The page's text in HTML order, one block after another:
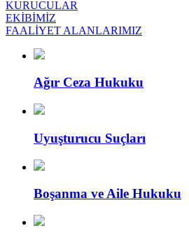
KURUCULAR
EKİBİMİZ
FAALİYET ALANLARIMIZ
Ağır Ceza Hukuku
Uyuşturucu Suçları
Boşanma ve Aile Hukuku